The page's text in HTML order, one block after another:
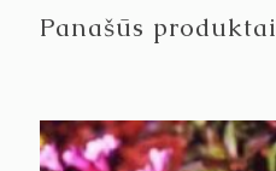
Panašūs produktai